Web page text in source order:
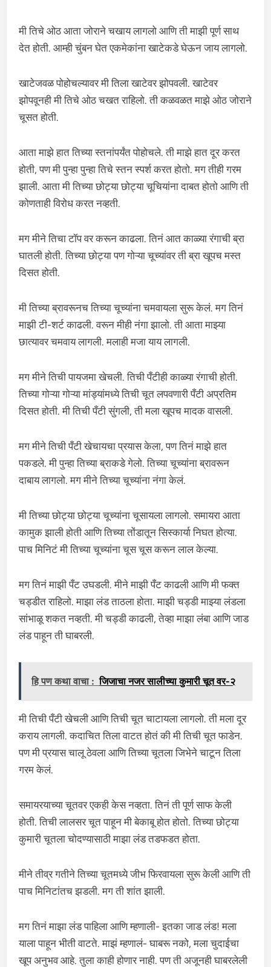
मी तिचे ओठ आता जोराने चखाय लागलो आणि ती माझी पूर्ण साथ
देत होती. आम्ही चुंबन घेत एकमेकांना खाटेकडे घेऊन जाय लागलो.
खाटेजवळ पोहोचल्यावर मी तिला खाटेवर झोपवली. खाटेवर
झोपवूनही मी तिचे ओठ चखत राहिलो. ती कळवळत माझे ओठ जोराने
चूसत होती.
आता माझे हात तिच्या स्तनांपर्यंत पोहोचले. ती माझे हात दूर करत
होती, पण मी पुन्हा पुन्हा तिचे स्तन स्पर्श करत होतो. मग तीही गरम
झाली. आता मी तिच्या छोट्या छोट्या चूचियांना दाबत होतो आणि ती
कोणताही विरोध करत नव्हती.
मग मीने तिचा टॉप वर करून काढला. तिनं आत काळ्या रंगाची ब्रा
घातली होती. तिच्या छोट्या पण गोऱ्या चूच्यांवर ती ब्रा खूपच मस्त
दिसत होती.
मी तिच्या ब्रावरूनच तिच्या चूच्यांना चमवायला सुरू केलं. मग तिनं
माझी टी-शर्ट काढली. वरून मीही नंगा झालो. ती आता माझ्या
छात्यावर चमवाय लागली. मलाही मजा याय लागली.
मग मीने तिची पायजमा खेचली. तिची पँटीही काळ्या रंगाची होती.
तिच्या गोऱ्या गोऱ्या मांड्यांमध्ये तिची चूत लपवणारी पँटी अप्रतिम
दिसत होती. मी तिची पँटी सुंगली, ती मला खूपच मादक वासली.
मग मीने तिची पँटी खेचायचा प्रयास केला, पण तिनं माझे हात
पकडले. मी पुन्हा तिच्या ब्राकडे गेलो. तिच्या चूच्यांना ब्रावरून
दाबाय लागलो. मग मीने तिच्या चूच्यांना नंगा केलं.
मी तिच्या छोट्या छोट्या चूच्यांना चूसायला लागलो. समायरा आता
कामुक झाली होती आणि तिच्या तोंडातून सिस्कार्या निघत होत्या.
पाच मिनिटं मी तिच्या चूच्यांना चूस चूस करून लाल केल्या.
मग तिनं माझी पँट उघडली. मीने माझी पँट काढली आणि मी फक्त
चड्डीत राहिलो. माझा लंड ताठला होता. माझी चड्डी माझ्या लंडला
सांभाळू शकत नव्हती. मी चड्डी काढली, तेव्हा माझा लंबा आणि जाड
लंड पाहून ती घाबरली.
हि पण कथा वाचा : जिजाचा नजर सालीच्या कुमारी चूत वर-२
मी तिची पँटी खेचली आणि तिची चूत चाटायला लागलो. ती मला दूर
कराय लागली. कदाचित तिला वाटत होतं की मी तिची चूत फाडेन.
पण मी प्रयास चालू ठेवला आणि तिच्या चूतला जिभेने चाटून तिला
गरम केलं.
समायरयाच्या चूतवर एकही केस नव्हता. तिनं ती पूर्ण साफ केली
होती. तिची लालसर चूत पाहून मी बेकाबू होत होतो. तिच्या छोट्या
कुमारी चूतला चोदण्यासाठी माझा लंड तडफडत होता.
मीने तीव्र गतीने तिच्या चूतमध्ये जीभ फिरवायला सुरू केली आणि ती
पाच मिनिटांतच झडली. मग ती शांत झाली.
मग तिनं माझा लंड पाहिला आणि म्हणाली- इतका जाड लंड! मला
याला पाहून भीती वाटते. माझं म्हणालं- घाबरू नको, मला चुदाईचा
खूप अनुभव आहे. तुला काही होणार नाही. पण ती अजूनही घाबरलेली